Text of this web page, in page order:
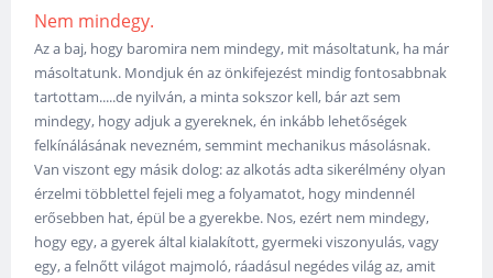
Nem mindegy.
Az a baj, hogy baromira nem mindegy, mit másoltatunk, ha már
másoltatunk. Mondjuk én az önkifejezést mindig fontosabbnak
tartottam.....de nyilván, a minta sokszor kell, bár azt sem
mindegy, hogy adjuk a gyereknek, én inkább lehetőségek
felkínálásának nevezném, semmint mechanikus másolásnak.
Van viszont egy másik dolog: az alkotás adta sikerélmény olyan
érzelmi többlettel fejeli meg a folyamatot, hogy mindennél
erősebben hat, épül be a gyerekbe. Nos, ezért nem mindegy,
hogy egy, a gyerek által kialakított, gyermeki viszonyulás, vagy
egy, a felnőtt világot majmoló, ráadásul negédes világ az, amit